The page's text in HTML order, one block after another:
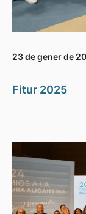
23 de gener de
Fitur 2025